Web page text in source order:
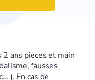
ans pièces et main
fausses
). En cas de